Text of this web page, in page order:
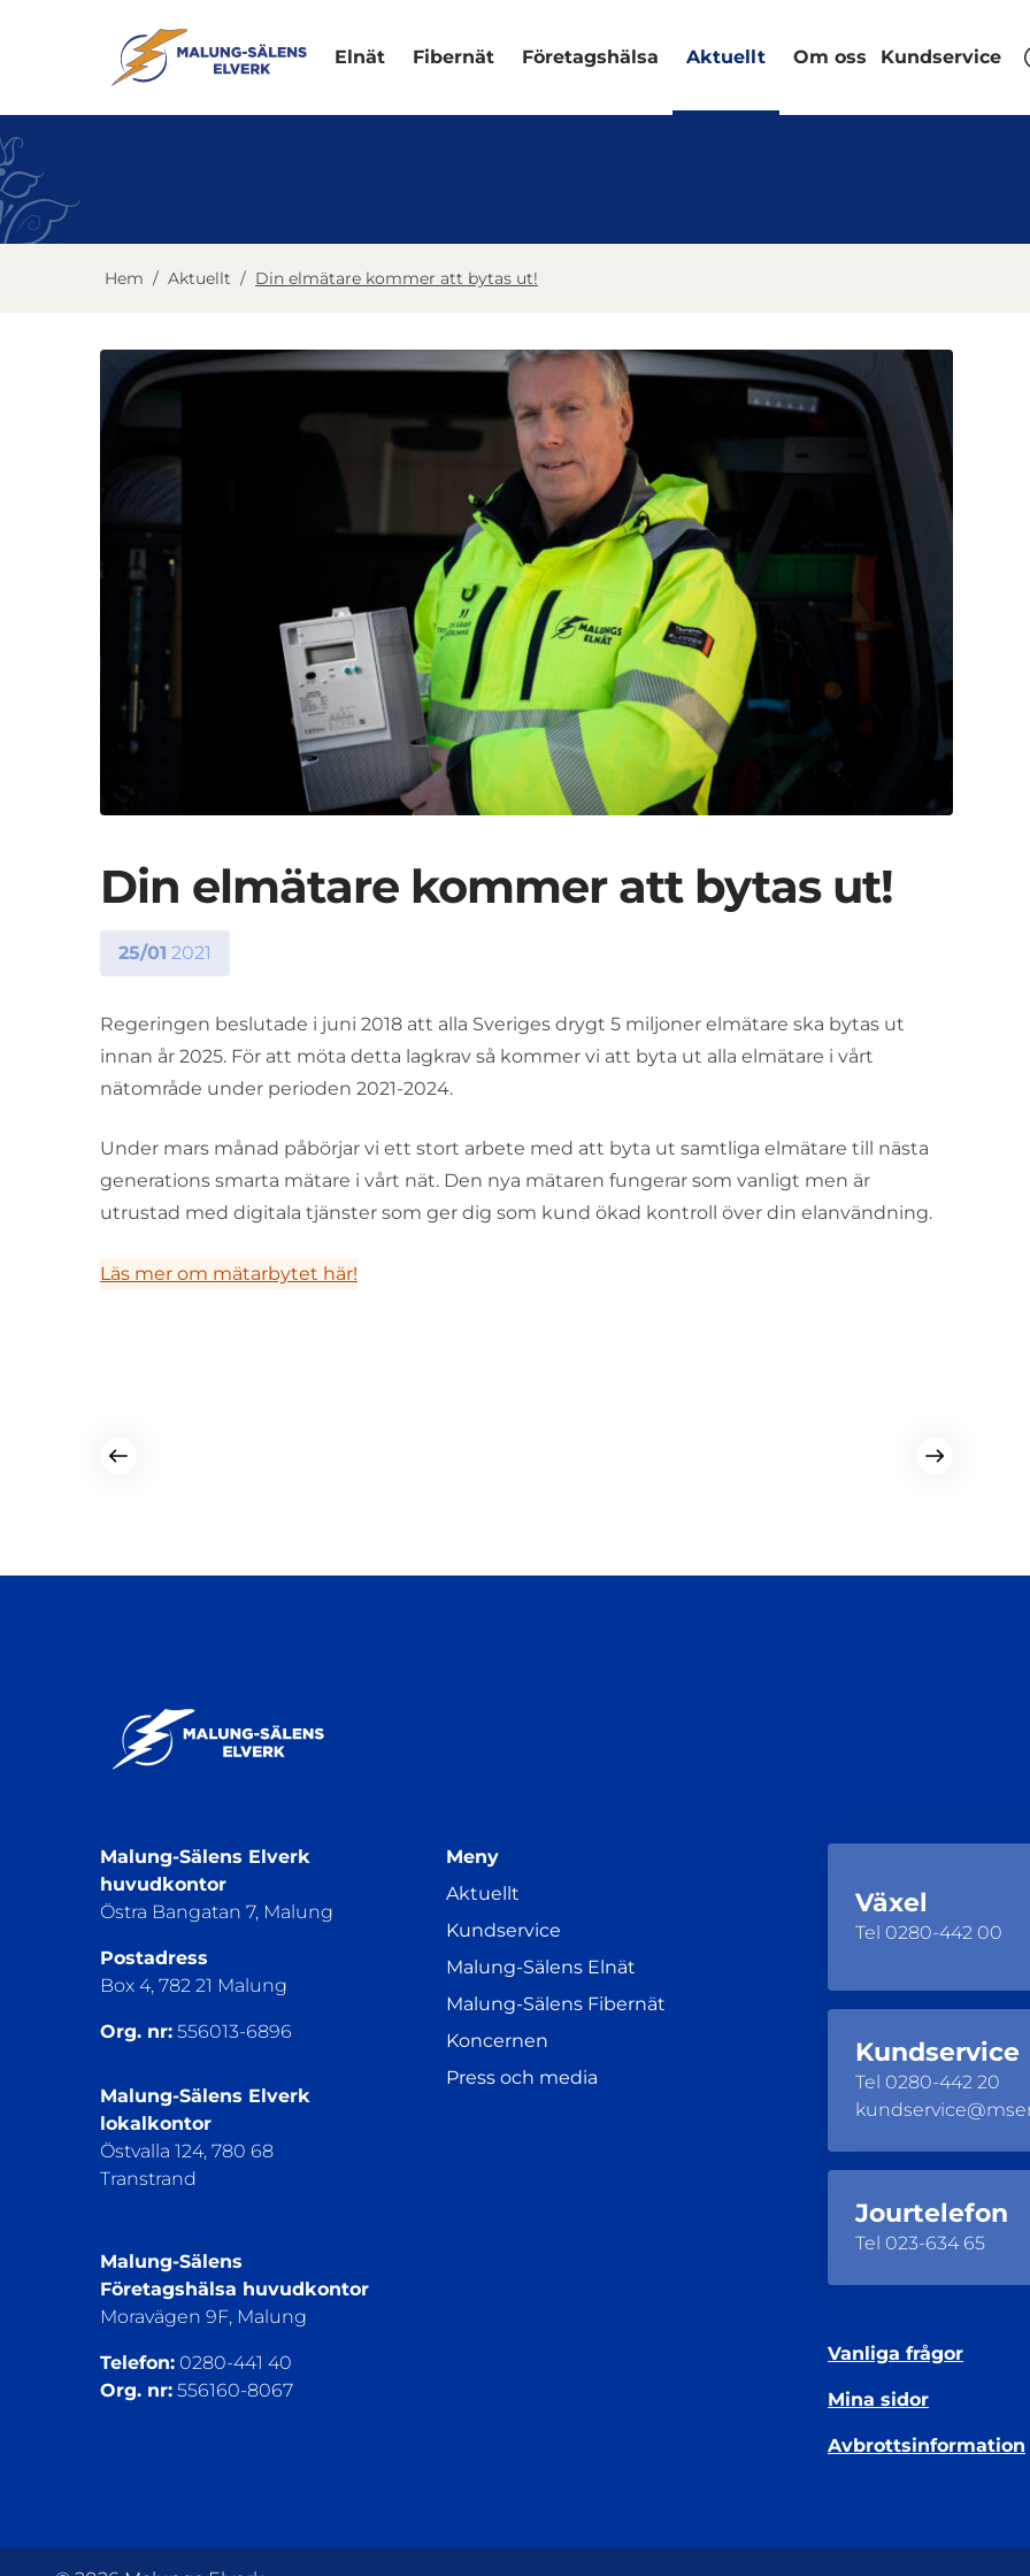
Elnät Fibernät Företagshälsa Aktuellt Om oss Kundservice
Hem / Aktuellt / Din elmätare kommer att bytas ut!
Din elmätare kommer att bytas ut!
25/01 2021
Regeringen beslutade i juni 2018 att alla Sveriges drygt 5 miljoner elmätare ska bytas ut
innan år 2025. För att möta detta lagkrav så kommer vi att byta ut alla elmätare i vårt
nätområde under perioden 2021-2024.
Under mars månad påbörjar vi ett stort arbete med att byta ut samtliga elmätare till nästa
generations smarta mätare i vårt nät. Den nya mätaren fungerar som vanligt men är
utrustad med digitala tjänster som ger dig som kund ökad kontroll över din elanvändning.
Läs mer om mätarbytet här!
Malung-Sälens Elverk
huvudkontor
Östra Bangatan 7, Malung
Postadress
Box 4, 782 21 Malung
Org. nr: 556013-6896
Malung-Sälens Elverk
lokalkontor
Östvalla 124, 780 68
Transtrand
Malung-Sälens
Företagshälsa huvudkontor
Moravägen 9F, Malung
Telefon: 0280-441 40
Org. nr: 556160-8067
Meny
Aktuellt
Kundservice
Malung-Sälens Elnät
Malung-Sälens Fibernät
Koncernen
Press och media
Växel
Tel 0280-442 00
Kundservice
Tel 0280-442 20
Jourtelefon
Tel 023-634 65
Vanliga frågor
Mina sidor
Avbrottsinformation